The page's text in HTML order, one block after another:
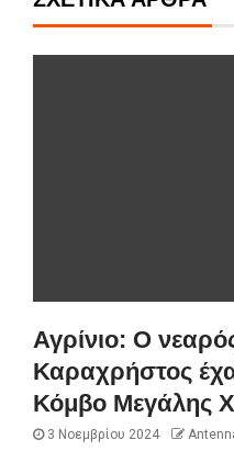
Αγρίνιο: Ο
Καραχρήστος
Κόμβο Μεγάλης
3 Νοεμβρίου 2024